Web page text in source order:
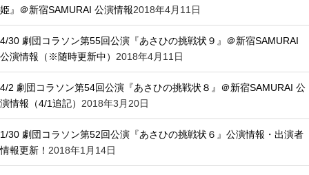
姫』＠新宿SAMURAI 公演情報2018年4月11日
4/30 劇団コラソン第55回公演『あさひの挑戦状９』＠新宿SAMURAI
公演情報（※随時更新中） 2018年4月11日
4/2 劇団コラソン第54回公演『あさひの挑戦状８』＠新宿SAMURAI 公
演情報（4/1追記） 2018年3月20日
1/30 劇団コラソン第52回公演『あさひの挑戦状６』公演情報・出演者
情報更新！ 2018年1月14日